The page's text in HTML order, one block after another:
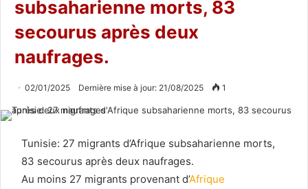
subsaharienne morts, 83
secourus après deux
naufrages.
02/01/2025 Dernière mise à jour: 21/08/2025 1
Tunisie: 27 migrants d’Afrique subsaharienne morts,
83 secourus après deux naufrages.
Au moins 27 migrants provenant d’Afrique